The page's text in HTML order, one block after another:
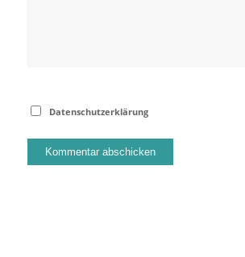
Datenschutzerklärung